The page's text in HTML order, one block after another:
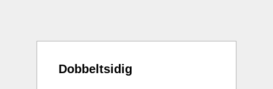
Dobbeltsidig